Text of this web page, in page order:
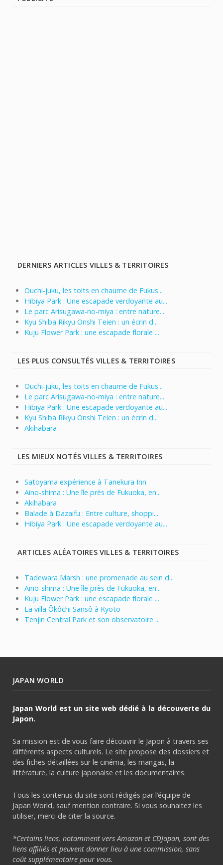
DERNIERS ARTICLES VILLES & TERRITOIRES
Ouchi-juku, les toits en chaume de Fukus...
Hibiya Park : Une escapade verdoyante au...
Le parc Arisugawa-no-miya : entre nature...
Kyu Shiba Rikyu Onshi Teien : un écrin d...
Kuju Flower Park : une escapade florale ...
LES PLUS CONSULTÉS VILLES & TERRITOIRES
Ouchi-juku, les toits en chaume de Fukus...
Le parc Arisugawa-no-miya : entre nature...
Hibiya Park : Une escapade verdoyante au...
Kyu Shiba Rikyu Onshi Teien : un écrin d...
Akihabara
LES MIEUX NOTÉS VILLES & TERRITOIRES
Satoyama expérience à Tanekura Inn
Aino-shima : Une île près de Fukuoka, en...
Akihabara
Balade à Dazaifu : Entre culture, shoppi...
Hibiya Park : Une escapade verdoyante au...
ARTICLES ALÉATOIRES VILLES & TERRITOIRES
Tadewara Marsh : une promenade au sein d...
Aino-shima : Une île près de Fukuoka, en...
Kuju Flower Park : une escapade florale ...
La villa Ôkôchi Sansô à Kyoto
Tenjin Central Park et son observatoire ...
JAPAN WORLD
Japan World est un site web dédié à la découverte du
Japon.
Sa mission est de vous faire découvrir le Japon à travers ses
différents aspects culturels. Le site propose des dossiers et
des fiches détaillées sur le cinéma, les mangas, la
littérature, la culture japonaise et les documentaires.
Tous les contenus du site sont rédigés par l’équipe de
Japan World, sauf mention contraire. Si vous souhaitez les
utiliser, merci de citer la source.
*Certains liens, notamment vers Amazon et CDJapan, sont des
liens affiliés et peuvent donner lieu à une commission, sans
coût supplémentaire pour vous.